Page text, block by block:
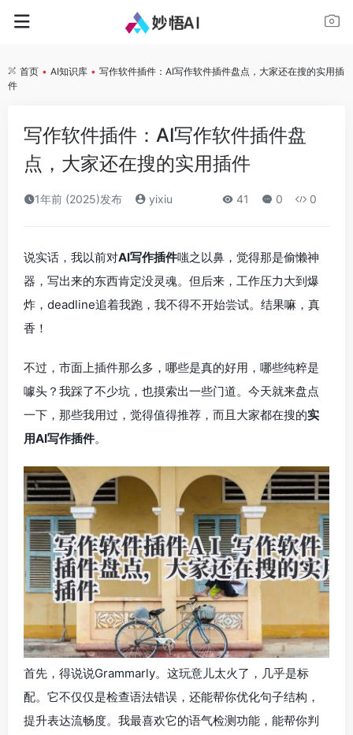
首页 • AI知识库 • 写作软件插件：AI写作软件插件盘点，大家还在搜的实用插
件
写作软件插件：AI写作软件插件盘
点，大家还在搜的实用插件
1年前 (2025)发布 yixiu 41 0 0
说实话，我以前对AI写作插件嗤之以鼻，觉得那是偷懒神
器，写出来的东西肯定没灵魂。但后来，工作压力大到爆
炸，deadline追着我跑，我不得不开始尝试。结果嘛，真
香！
不过，市面上插件那么多，哪些是真的好用，哪些纯粹是
噱头？我踩了不少坑，也摸索出一些门道。今天就来盘点
一下，那些我用过，觉得值得推荐，而且大家都在搜的实
用AI写作插件。
首先，得说说Grammarly。这玩意儿太火了，几乎是标
配。它不仅仅是检查语法错误，还能帮你优化句子结构，
提升表达流畅度。我最喜欢它的语气检测功能，能帮你判